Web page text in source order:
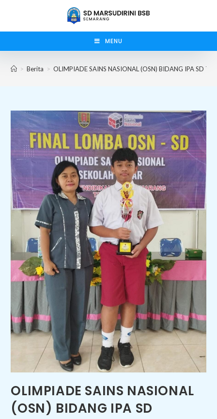
content
MENU
> Berita > OLIMPIADE SAINS NASIONAL (OSN) BIDANG IPA SD
OLIMPIADE SAINS NASIONAL
(OSN) BIDANG IPA SD